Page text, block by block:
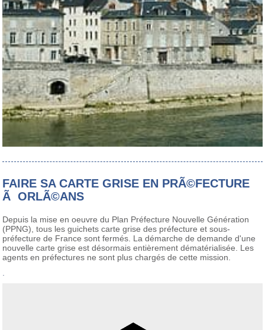
FAIRE SA CARTE GRISE EN PRÃ©FECTURE
Ã ORLÃ©ANS
Depuis la mise en oeuvre du Plan Préfecture Nouvelle Génération
(PPNG), tous les guichets carte grise des préfecture et sous-
préfecture de France sont fermés. La démarche de demande d'une
nouvelle carte grise est désormais entièrement dématérialisée. Les
agents en préfectures ne sont plus chargés de cette mission.